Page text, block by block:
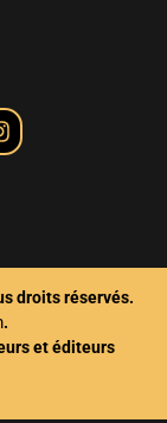
droits réservés.
.
et éditeurs